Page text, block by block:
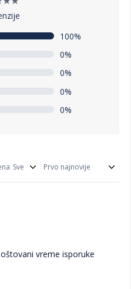
100%
0%
0%
0%
0%
vreme isporuke